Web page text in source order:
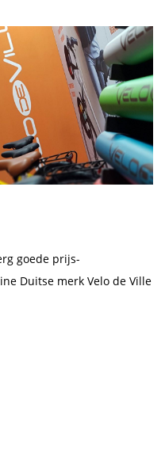
goede prijs-
Duitse merk Velo de Ville